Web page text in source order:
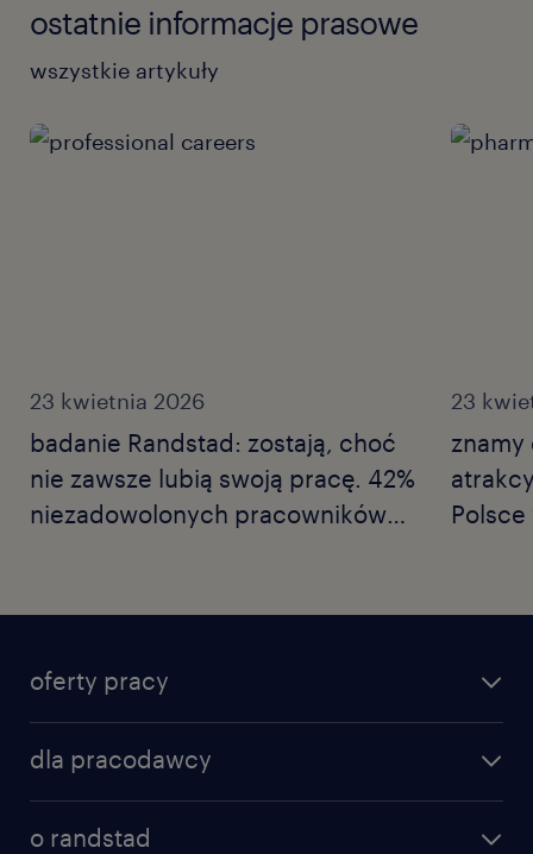
ostatnie informacje prasowe
wszystkie artykuły
23 kwietnia 2026
badanie Randstad: zostają, choć
nie zawsze lubią swoją pracę. 42%
niezadowolonych pracowników
już we własne kompetencje.
ostrożności.
23
oferty pracy
dla pracodawcy
o randstad